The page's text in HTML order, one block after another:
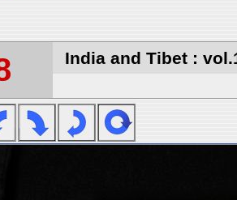
India and Tibet :